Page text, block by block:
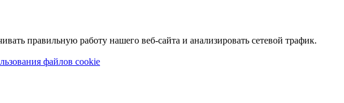
правильную работу нашего веб-сайта и анализировать сетевой трафик.
файлов cookie